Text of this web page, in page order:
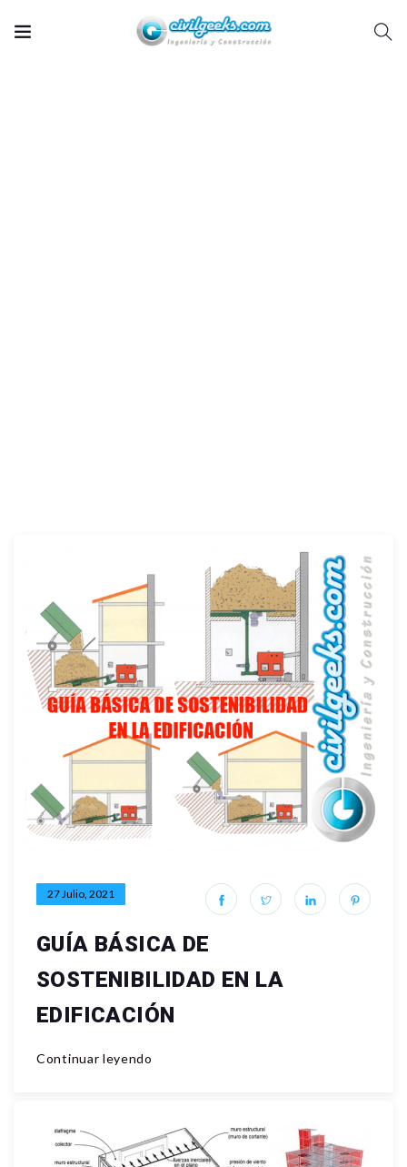
27 Julio, 2021
GUÍA BÁSICA DE
SOSTENIBILIDAD EN LA
EDIFICACIÓN
Continuar leyendo